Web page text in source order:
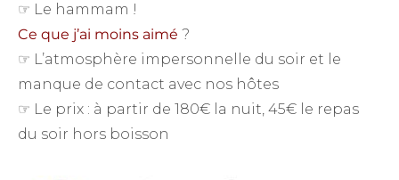
☞ Le hammam !
Ce que j’ai moins aimé ?
☞ L’atmosphère impersonnelle du soir et le
manque de contact avec nos hôtes
☞ Le prix : à partir de 180€ la nuit, 45€ le repas
du soir hors boisson